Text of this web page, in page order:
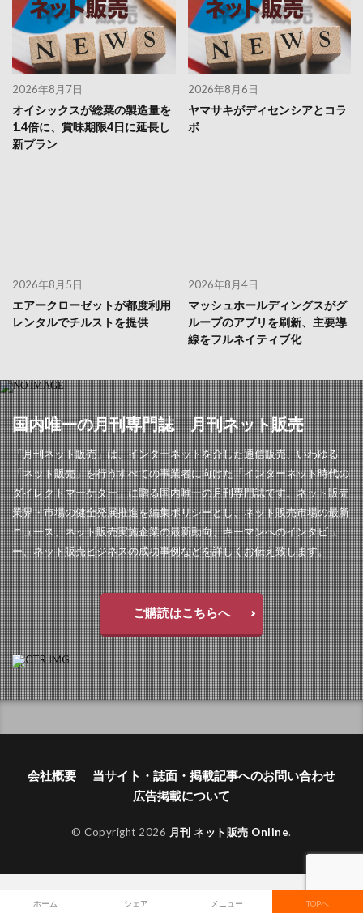
2026年8月7日
オイシックスが総菜の製造量を
1.4倍に、賞味期限4日に延長し
新プラン
2026年8月6日
ヤマサキがディセンシアとコラ
ボ
2026年8月5日
エアークローゼットが都度利用
レンタルでチルストを提供
2026年8月4日
マッシュホールディングスがグ
ループのアプリを刷新、主要導
線をフルネイティブ化
国内唯一の月刊専門誌 月刊ネット販売
「月刊ネット販売」は、インターネットを介した通信販売、いわゆる
「ネット販売」を行うすべての事業者に向けた「インターネット時代の
ダイレクトマーケター」に贈る国内唯一の月刊専門誌です。ネット販売
業界・市場の健全発展推進を編集ポリシーとし、ネット販売市場の最新
ニュース、ネット販売実施企業の最新動向、キーマンへのインタビュ
ー、ネット販売ビジネスの成功事例などを詳しくお伝え致します。
ご購読はこちらへ
会社概要
当サイト・誌面・掲載記事へのお問い合わせ
広告掲載について
© Copyright 2026 月刊 ネット販売 Online.
ホーム シェア メニュー TOPへ